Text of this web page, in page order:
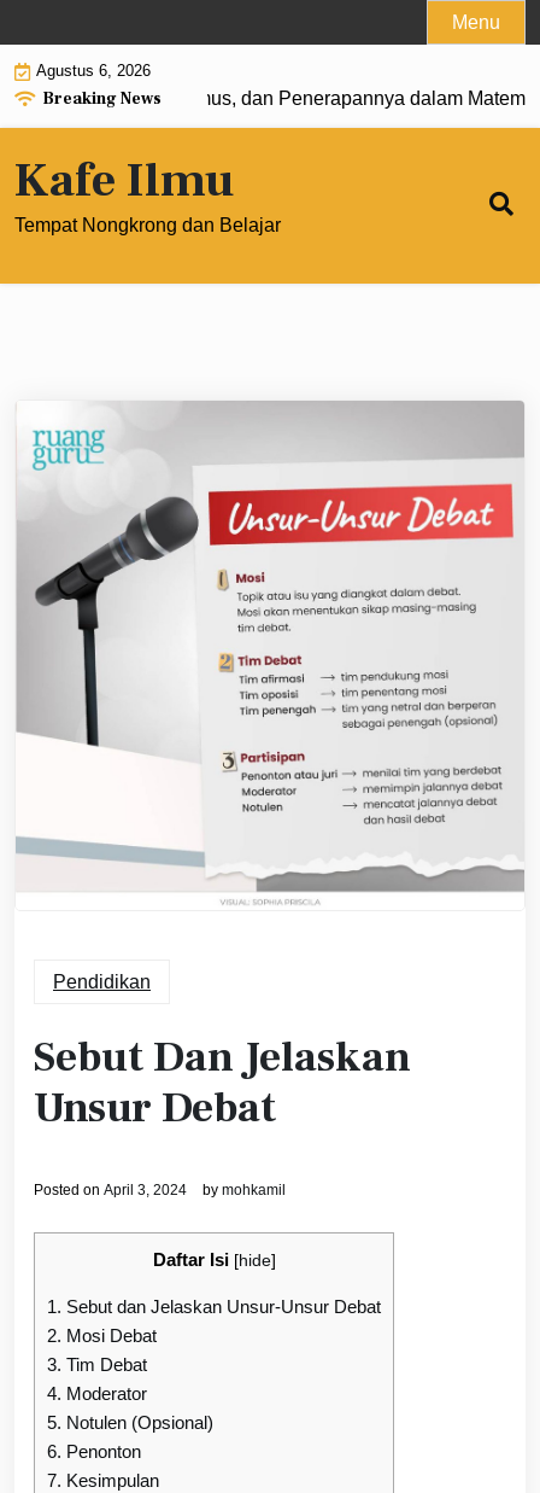
to
content
Menu
Agustus 6, 2026
Breaking News
0: Pengertian, Rumus, dan Penerapannya dalam
Kafe Ilmu
Tempat Nongkrong dan Belajar
Pendidikan
Sebut Dan Jelaskan
Unsur Debat
Posted on April 3, 2024 by mohkamil
Daftar Isi [hide]
1. Sebut dan Jelaskan Unsur-Unsur Debat
2. Mosi Debat
3. Tim Debat
4. Moderator
5. Notulen (Opsional)
6. Penonton
7. Kesimpulan